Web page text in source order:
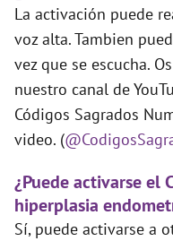
La activación puede
voz alta. Tambien
vez que se escucha.
nuestro canal de
Códigos Sagrados
video. (
¿Puede activarse el
hiperplasia
Sí, puede activarse a